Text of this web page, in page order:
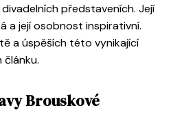
představeních. Její
a její osobnost inspirativní.
a úspěších této vynikající
článku.
Brouskové